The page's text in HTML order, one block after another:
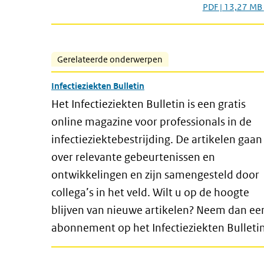
PDF | 13,27 MB
Gerelateerde onderwerpen
Infectieziekten Bulletin
Het Infectieziekten Bulletin is een gratis
online magazine voor professionals in de
infectieziektebestrijding. De artikelen gaan
over relevante gebeurtenissen en
ontwikkelingen en zijn samengesteld door
collega’s in het veld. Wilt u op de hoogte
blijven van nieuwe artikelen? Neem dan
abonnement op het Infectieziekten